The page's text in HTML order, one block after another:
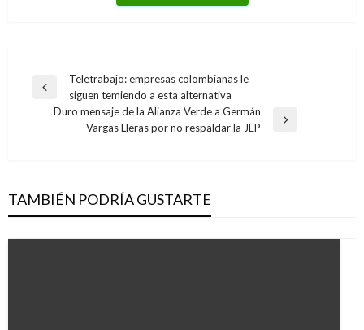
Navegación
entradas
Entrada
anterior
Teletrabajo: empresas colombianas le
siguen temiendo a esta alternativa
Duro mensaje de la Alianza Verde a Germán
Vargas Lleras por no respaldar la JEP
TAMBIÉN PODRÍA GUSTARTE